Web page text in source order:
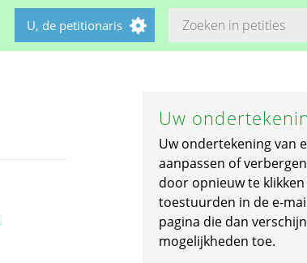
U, de petitionaris
Uw
Uw ondertekening van
aanpassen of
door opnieuw te
toestuurden in de e-
pagina die dan
mogelijkheden toe.